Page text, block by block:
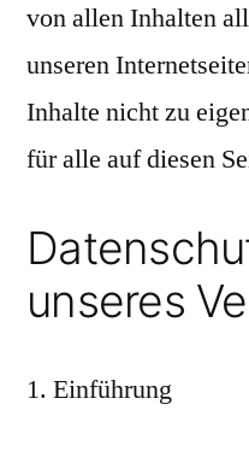
von allen Inhalten
unseren
Inhalte nicht zu
für alle auf diesen
unseres
Einführung